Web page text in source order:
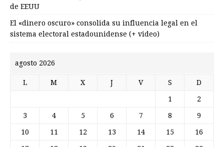
de EEUU
El «dinero oscuro» consolida su influencia legal en el
sistema electoral estadounidense (+ video)
agosto 2026
L M X J V S D
1 2
3 4 5 6 7 8 9
10 11 12 13 14 15 16